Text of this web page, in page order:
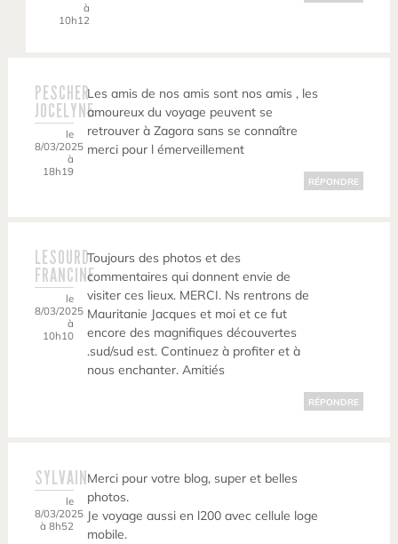
à
10h12
PESCHER
JOCELYNE
le
8/03/2025
à
18h19
Les amis de nos amis sont nos amis , les
amoureux du voyage peuvent se
retrouver à Zagora sans se connaître
merci pour l émerveillement
RÉPONDRE
LESOURD
FRANCINE
le
8/03/2025
à
10h10
Toujours des photos et des
commentaires qui donnent envie de
visiter ces lieux. MERCI. Ns rentrons de
Mauritanie Jacques et moi et ce fut
encore des magnifiques découvertes
.sud/sud est. Continuez à profiter et à
nous enchanter. Amitiés
RÉPONDRE
SYLVAIN
le
8/03/2025
à 8h52
Merci pour votre blog, super et belles
photos.
Je voyage aussi en l200 avec cellule loge
mobile.